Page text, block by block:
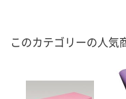
このカテゴリーの人気